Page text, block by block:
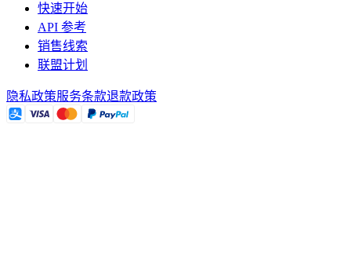
快速开始
API 参考
销售线索
联盟计划
隐私政策服务条款退款政策